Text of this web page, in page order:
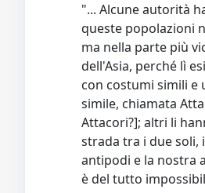
"... Alcune autorità
queste popolazioni
ma nella parte più
dell'Asia, perché lì
con costumi simili e
simile, chiamata
Attacori?]; altri li
strada tra i due soli,
antipodi e la nostra
è del tutto